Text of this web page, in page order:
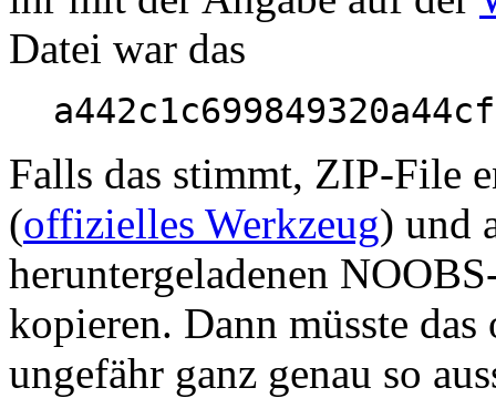
Datei war das
Falls das stimmt, ZIP-File
(offizielles Werkzeug) und
heruntergeladenen
kopieren. Dann müsste
ungefähr ganz genau so